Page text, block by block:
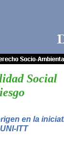
en la
ITT
Social